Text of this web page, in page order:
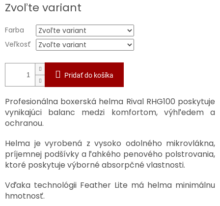
cena:
Zvoľte variant
Farba
Veľkosť
Pridať do košíka
Profesionálna boxerská helma Rival RHG100 poskytuje
vynikajúci balanc medzi komfortom, výhľedem a
ochranou.
Helma je vyrobená z vysoko odolného mikrovlákna,
príjemnej podšívky a ľahkého penového polstrovania,
ktoré poskytuje výborné absorpčné vlastnosti.
Vďaka technológii Feather Lite má helma minimálnu
hmotnosť.